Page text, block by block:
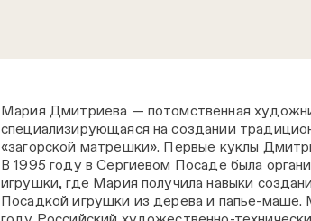
Мария Дмитриева — потомственная
специализирующаяся на создании
«загорской матрешки». Первые куклы
В 1995 году в Сергиевом Посаде была
игрушки, где Мария получила навыки
Посадкой игрушки из дерева и папье-